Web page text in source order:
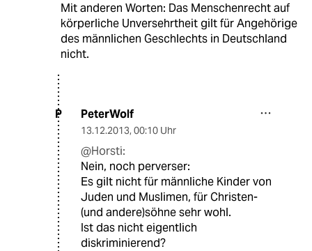
Mit anderen Worten: Das Menschenrecht auf
körperliche Unversehrtheit gilt für Angehörige
des männlichen Geschlechts in Deutschland
nicht.
P PeterWolf
13.12.2013, 00:10 Uhr
@Horsti:
Nein, noch perverser:
Es gilt nicht für männliche Kinder von
Juden und Muslimen, für Christen-
(und andere)söhne sehr wohl.
Ist das nicht eigentlich
diskriminierend?